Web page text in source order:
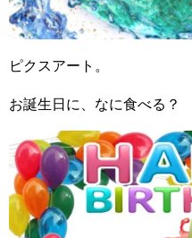
ピクスアート。
お誕生日に、なに食べる？